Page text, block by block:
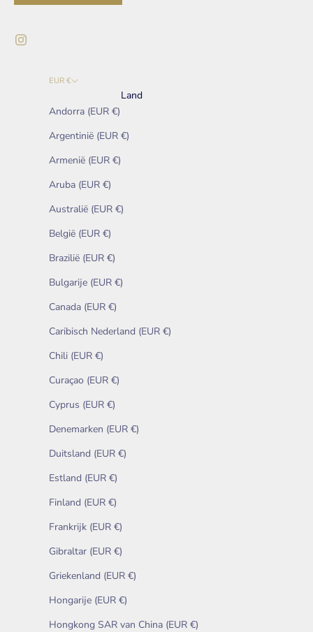
EUR €
Land
Andorra (EUR €)
Argentinië (EUR €)
Armenië (EUR €)
Aruba (EUR €)
Australië (EUR €)
België (EUR €)
Brazilië (EUR €)
Bulgarije (EUR €)
Canada (EUR €)
Caribisch Nederland (EUR €)
Chili (EUR €)
Curaçao (EUR €)
Cyprus (EUR €)
Denemarken (EUR €)
Duitsland (EUR €)
Estland (EUR €)
Finland (EUR €)
Frankrijk (EUR €)
Gibraltar (EUR €)
Griekenland (EUR €)
Hongarije (EUR €)
Hongkong SAR van China (EUR €)